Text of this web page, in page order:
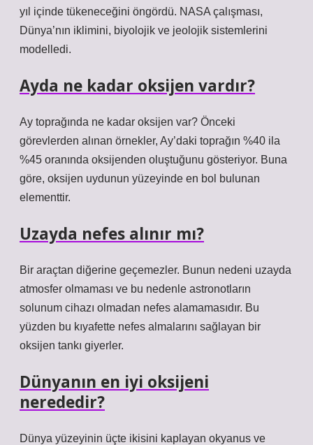
yıl içinde tükeneceğini öngördü. NASA çalışması,
Dünya’nın iklimini, biyolojik ve jeolojik sistemlerini
modelledi.
Ayda ne kadar oksijen vardır?
Ay toprağında ne kadar oksijen var? Önceki
görevlerden alınan örnekler, Ay’daki toprağın %40 ila
%45 oranında oksijenden oluştuğunu gösteriyor. Buna
göre, oksijen uydunun yüzeyinde en bol bulunan
elementtir.
Uzayda nefes alınır mı?
Bir araçtan diğerine geçemezler. Bunun nedeni uzayda
atmosfer olmaması ve bu nedenle astronotların
solunum cihazı olmadan nefes alamamasıdır. Bu
yüzden bu kıyafette nefes almalarını sağlayan bir
oksijen tankı giyerler.
Dünyanın en iyi oksijeni
nerededir?
Dünya yüzeyinin üçte ikisini kaplayan okyanus ve